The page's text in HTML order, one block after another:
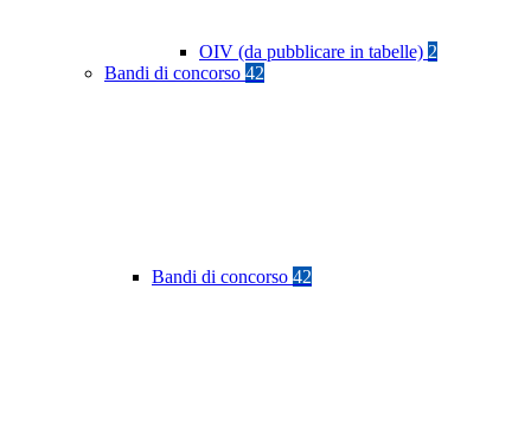
OIV (da pubblicare in tabelle) 2
Bandi di concorso 42
Bandi di concorso 42